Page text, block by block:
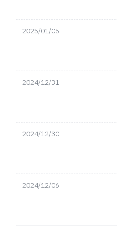
2025/01/06
2024/12/31
2024/12/30
2024/12/06